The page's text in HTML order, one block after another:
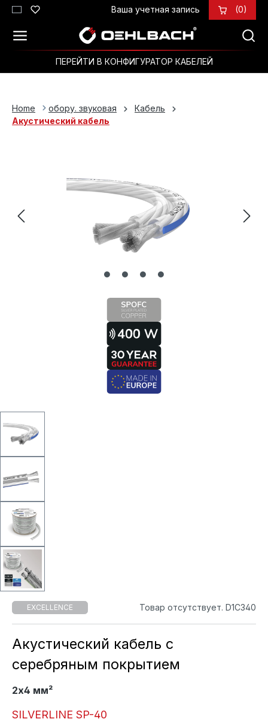
Перейти к основному содержанию
Ваша учетная запись (0)
ПЕРЕЙТИ В КОНФИГУРАТОР КАБЕЛЕЙ
Home обору. звуковая
Кабель
Акустический кабель
EXCELLENCE Товар отсутствует. D1C340
Акустический кабель с
серебряным покрытием
2x4 мм²
SILVERLINE SP-40